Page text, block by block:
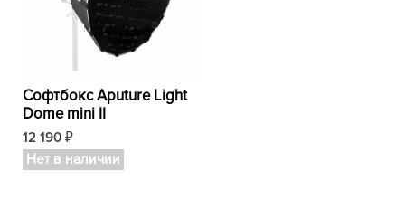
Софтбокс Aputure Light
Dome mini II
12 190 ₽
Нет в наличии